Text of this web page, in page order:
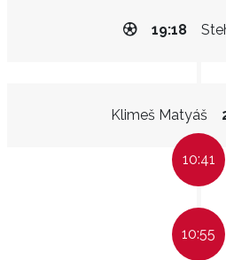
19:18
Klimeš Matyáš
10:41
10:55